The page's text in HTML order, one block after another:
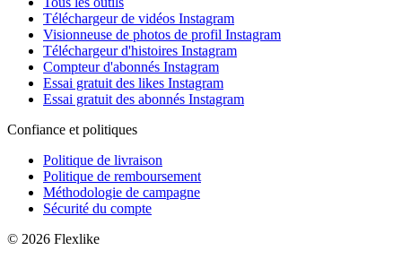
Téléchargeur de vidéos Instagram
Visionneuse de photos de profil Instagram
Téléchargeur d'histoires Instagram
Compteur d'abonnés Instagram
Essai gratuit des likes Instagram
Essai gratuit des abonnés Instagram
Confiance et politiques
Politique de livraison
Politique de remboursement
Méthodologie de campagne
Sécurité du compte
© 2026 Flexlike